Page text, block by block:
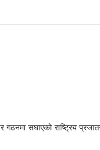
सघाएको राष्ट्रिय